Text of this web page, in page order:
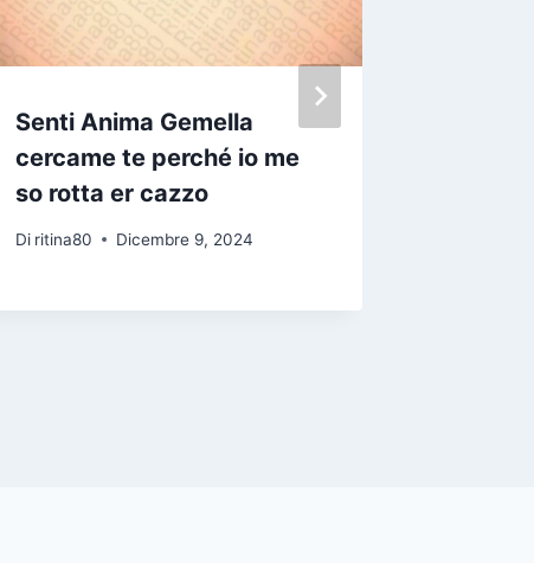
Senti Anima Gemella
cercame te perché io me
so rotta er cazzo
Di ritina80 Dicembre 9, 2024